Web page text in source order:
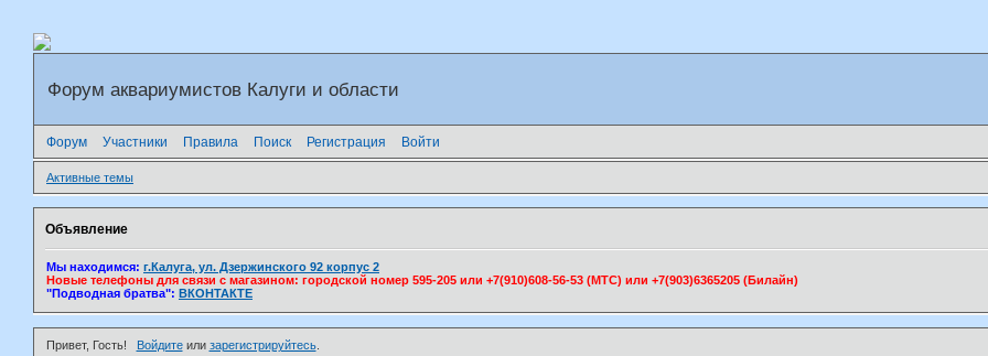
Форум аквариумистов Калуги и области
Форум Участники Правила Поиск Регистрация Войти
Активные темы
Объявление
Мы находимся: г.Калуга, ул. Дзержинского 92 корпус 2
Новые телефоны для связи с магазином: городской номер 595-205 или +7(910)608-56-53 (МТС) или +7(903)6365205 (Билайн)
"Подводная братва": ВКОНТАКТЕ
Привет, Гость! Войдитеили зарегистрируйтесь.